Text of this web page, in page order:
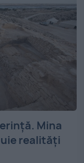
Mina
realități